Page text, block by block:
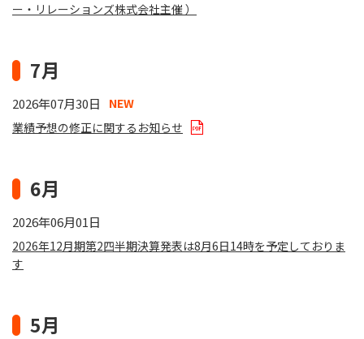
ー・リレーションズ株式会社主催 ）
7月
NEW
2026年07月30日
業績予想の修正に関するお知らせ
6月
2026年06月01日
2026年12月期第2四半期決算発表は8月6日14時を予定しておりま
す
5月